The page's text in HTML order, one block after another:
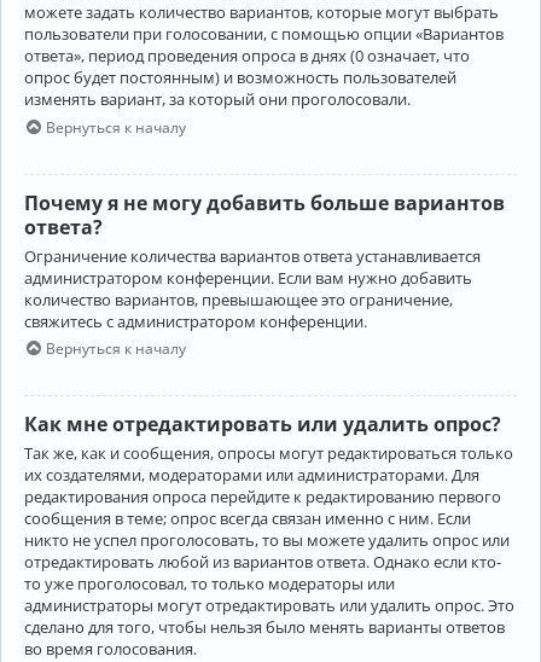
можете задать количество вариантов, которые могут выбрать
пользователи при голосовании, с помощью опции «Вариантов
ответа», период проведения опроса в днях (0 означает, что
опрос будет постоянным) и возможность пользователей
изменять вариант, за который они проголосовали.
Вернуться к началу
Почему я не могу добавить больше вариантов
ответа?
Ограничение количества вариантов ответа устанавливается
администратором конференции. Если вам нужно добавить
количество вариантов, превышающее это ограничение,
свяжитесь с администратором конференции.
Вернуться к началу
Как мне отредактировать или удалить опрос?
Так же, как и сообщения, опросы могут редактироваться только
их создателями, модераторами или администраторами. Для
редактирования опроса перейдите к редактированию первого
сообщения в теме; опрос всегда связан именно с ним. Если
никто не успел проголосовать, то вы можете удалить опрос или
отредактировать любой из вариантов ответа. Однако если кто-
то уже проголосовал, то только модераторы или
администраторы могут отредактировать или удалить опрос. Это
сделано для того, чтобы нельзя было менять варианты ответов
во время голосования.